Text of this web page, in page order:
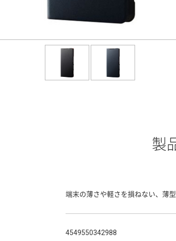
製
端末の薄さや軽さを損ねない、薄
4549550342988